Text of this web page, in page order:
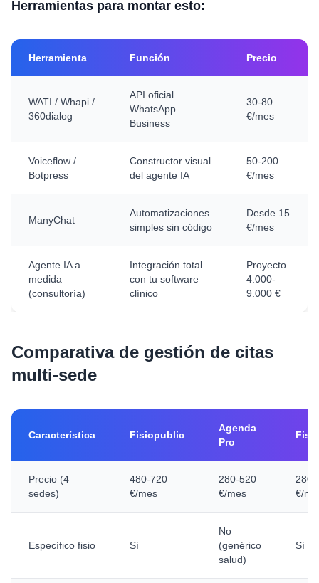
Herramientas para montar esto:
Herramienta Función Precio
WATI / Whapi /
360dialog
API oficial
WhatsApp
Business
30-80
€/mes
Voiceflow /
Botpress
Constructor visual
del agente IA
50-200
€/mes
ManyChat
Automatizaciones
simples sin código
Desde 15
€/mes
Agente IA a
medida
(consultoría)
Integración total
con tu software
clínico
Proyecto
4.000-
9.000 €
Comparativa de gestión de citas
multi-sede
Característica Fisiopublic
Agenda
Pro
Precio (4
sedes)
480-720
€/mes
280-520
€/mes
280-
€/
Específico fisio Sí
No
(genérico
salud)
Sí